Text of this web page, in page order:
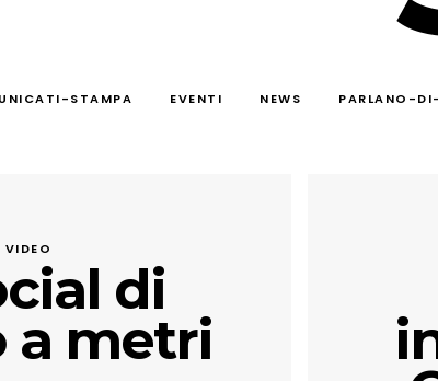
STAMPA EVENTI NEWS PARLANO-
di
a metri